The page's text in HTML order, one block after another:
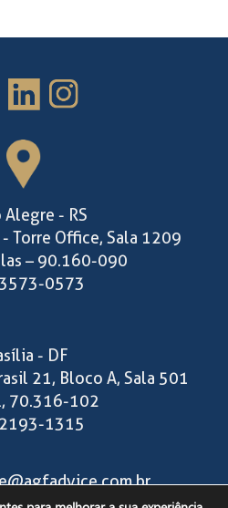
Alegre - RS
Torre Office, Sala 1209
– 90.160-090
0573
- DF
21, Bloco A, Sala 501
70.316-102
1315